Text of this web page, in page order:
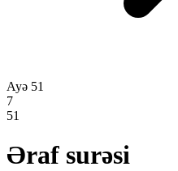
Ayə 51
7
51
Əraf surəsi